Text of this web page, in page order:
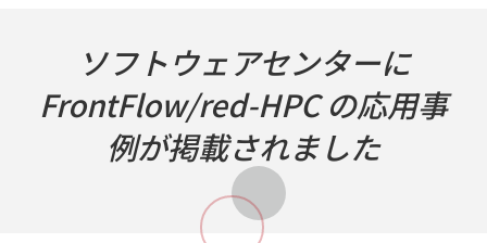
ソフトウェアセンターに
FrontFlow/red-HPCの応用事
例が掲載されました